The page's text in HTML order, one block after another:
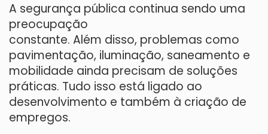
A segurança pública continua sendo uma
preocupação
constante. Além disso, problemas como
pavimentação, iluminação, saneamento e
mobilidade ainda precisam de soluções
práticas. Tudo isso está ligado ao
desenvolvimento e também à criação de
empregos.